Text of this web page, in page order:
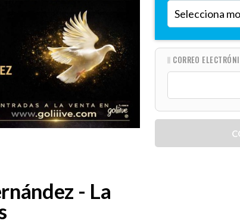
- La
CORREO